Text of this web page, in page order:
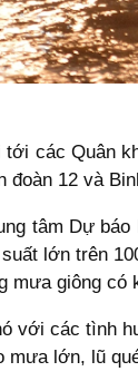
các Quân
đoàn 12 và
tâm Dự
lớn trên
mưa giông có
với các tình
mưa lớn, lũ